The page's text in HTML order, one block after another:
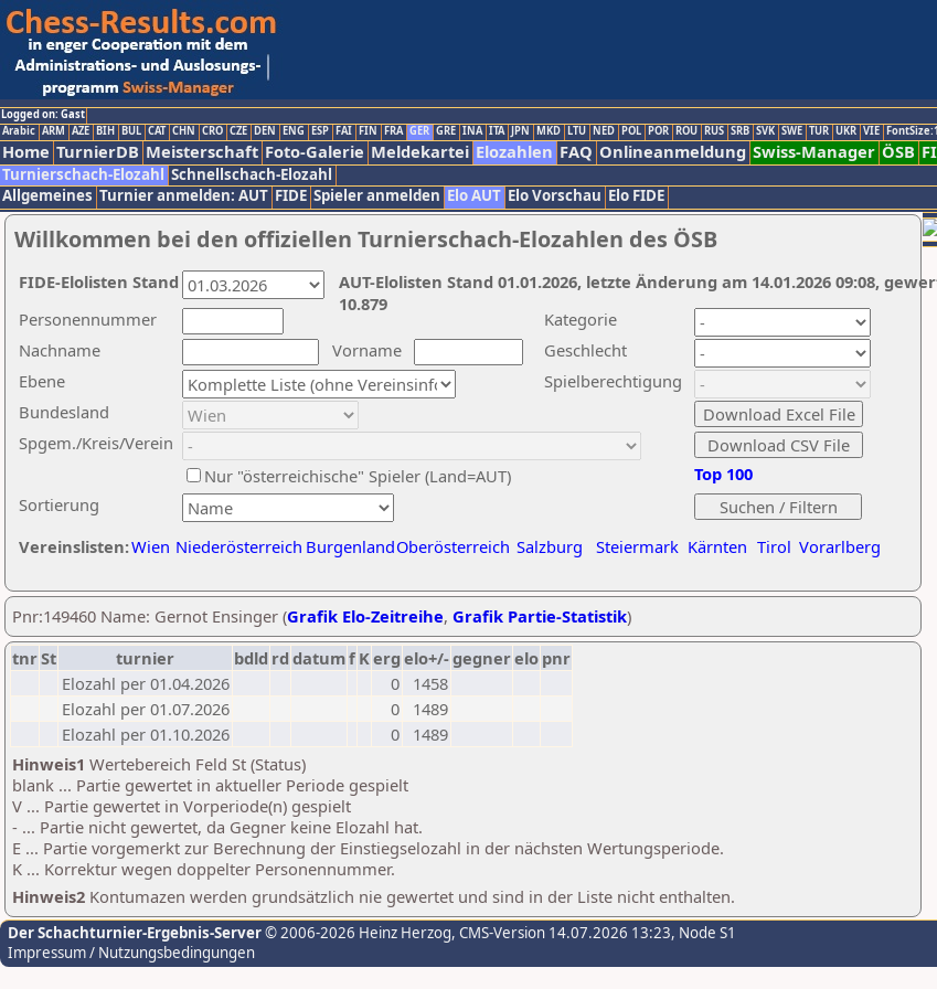
Logged on: Gast
Arabic ARM AZE BIH BUL CAT CHN CRO CZE DEN ENG ESP FAI FIN FRA GER GRE INA ITA JPN MKD LTU NED POL POR ROU RUS SRB SVK SWE TUR UKR VIE
Home TurnierDB Meisterschaft Foto-Galerie Meldekartei Elozahlen FAQ Onlineanmeldung Swiss-Manager ÖSB
Turnierschach-Elozahl Schnellschach-Elozahl
Allgemeines Turnier anmelden: AUT FIDE Spieler anmelden Elo AUT Elo Vorschau Elo FIDE
Willkommen bei den offiziellen Turnierschach-Elozahlen des ÖSB
Nachname
Vorname
Ebene
Kategorie
Sortierung
Personennummer
Bundesland
Spgem./Kreis/Verein
Geschlecht
Nur "österreichische" Spieler (Land=AUT)
Spielberechtigung
Vereinslisten:Wien Niederösterreich BurgenlandOberösterreich Salzburg Steiermark Kärnten Tirol Vorarlberg
Top 100
AUT-Elolisten Stand 01.01.2026, letzte Änderung am 14.01.2026 09:08,
10.879
FIDE-Elolisten Stand
Pnr:149460 Name: Gernot Ensinger (Grafik Elo-Zeitreihe, Grafik Partie-Statistik)
tnrSt turnier bdld rd datumf Kerg elo+/-gegnerelo pnr
Elozahl per 01.04.2026
0
1458
Elozahl per 01.07.2026
0
1489
Elozahl per 01.10.2026
0
1489
Hinweis1 Wertebereich Feld St (Status)
blank ... Partie gewertet in aktueller Periode gespielt
V ... Partie gewertet in Vorperiode(n) gespielt
- ... Partie nicht gewertet, da Gegner keine Elozahl hat.
E ... Partie vorgemerkt zur Berechnung der Einstiegselozahl in der nächsten Wertungsperiode.
K ... Korrektur wegen doppelter Personennummer.
Hinweis2 Kontumazen werden grundsätzlich nie gewertet und sind in der Liste nicht enthalten.
Der Schachturnier-Ergebnis-Server© 2006-2026 Heinz Herzog, CMS-Version 14.07.2026 13:23, Node S1
Impressum / Nutzungsbedingungen